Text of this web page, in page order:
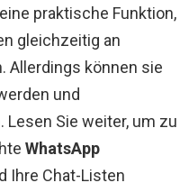
praktische Funktion,
gleichzeitig an
Allerdings können sie
und
Sie weiter, um zu
WhatsApp
Ihre Chat-Listen